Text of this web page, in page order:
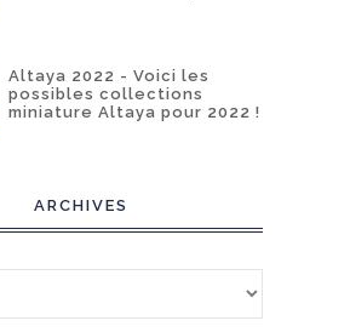
Altaya 2022 - Voici les
possibles collections
miniature Altaya pour 2022 !
ARCHIVES